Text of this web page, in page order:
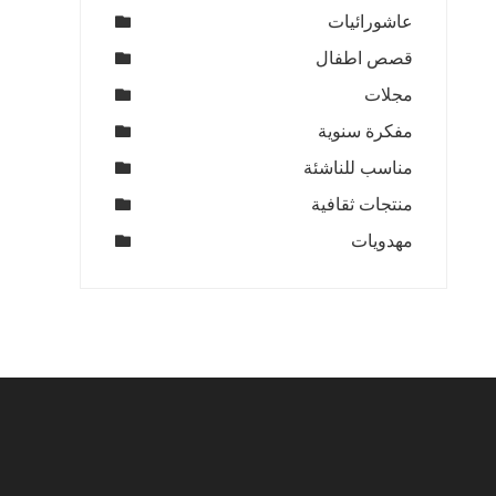
عاشورائيات
قصص اطفال
مجلات
مفكرة سنوية
مناسب للناشئة
منتجات ثقافية
مهدويات